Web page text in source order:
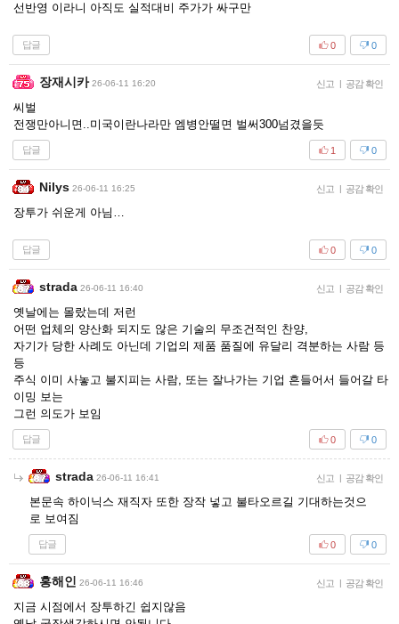
선반영 이라니 아직도 실적대비 주가가 싸구만
답글 0
0
장재시카 26-06-11 16:20 신고 | 공감 확인
씨벌
전쟁만아니면..미국이란나라만 엠병안떨면 벌써300넘겼을듯
답글 0
1
Nilys 26-06-11 16:25 신고 | 공감 확인
장투가 쉬운게 아님…
답글 0
0
strada 26-06-11 16:40 신고 | 공감 확인
옛날에는 몰랐는데 저런
어떤 업체의 양산화 되지도 않은 기술의 무조건적인 찬양,
자기가 당한 사례도 아닌데 기업의 제품 품질에 유달리 격분하는 사람 등
등
주식 이미 사놓고 불지피는 사람, 또는 잘나가는 기업 흔들어서 들어갈 타
이밍 보는
그런 의도가 보임
답글 0
0
strada 26-06-11 16:41 신고 | 공감 확인
본문속 하이닉스 재직자 또한 장작 넣고 불타오르길 기대하는것으
로 보여짐
답글 0
0
홍해인 26-06-11 16:46 신고 | 공감 확인
지금 시점에서 장투하긴 쉽지않음